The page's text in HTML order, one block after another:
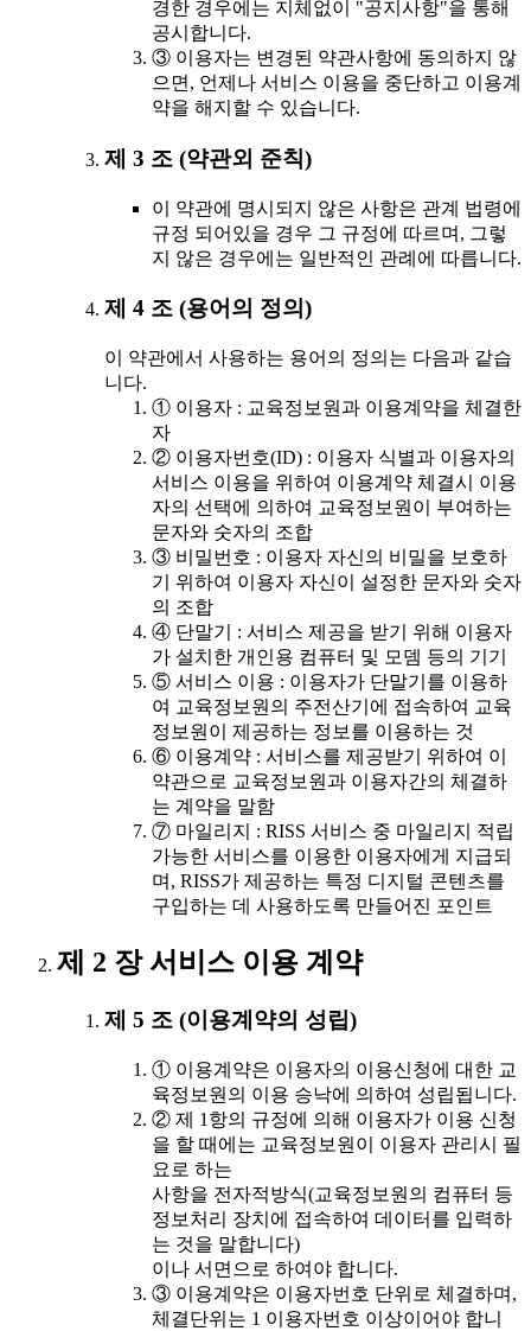
경한 경우에는 지체없이 "공지사항"을 통해
공시합니다.
③ 이용자는 변경된 약관사항에 동의하지 않
으면, 언제나 서비스 이용을 중단하고 이용계
약을 해지할 수 있습니다.
제 3 조 (약관외 준칙)
이 약관에 명시되지 않은 사항은 관계 법령에
규정 되어있을 경우 그 규정에 따르며, 그렇
지 않은 경우에는 일반적인 관례에 따릅니다.
제 4 조 (용어의 정의)
이 약관에서 사용하는 용어의 정의는 다음과 같습
니다.
① 이용자 : 교육정보원과 이용계약을 체결한
자
② 이용자번호(ID) : 이용자 식별과 이용자의
서비스 이용을 위하여 이용계약 체결시 이용
자의 선택에 의하여 교육정보원이 부여하는
문자와 숫자의 조합
③ 비밀번호 : 이용자 자신의 비밀을 보호하
기 위하여 이용자 자신이 설정한 문자와 숫자
의 조합
④ 단말기 : 서비스 제공을 받기 위해 이용자
가 설치한 개인용 컴퓨터 및 모뎀 등의 기기
⑤ 서비스 이용 : 이용자가 단말기를 이용하
여 교육정보원의 주전산기에 접속하여 교육
정보원이 제공하는 정보를 이용하는 것
⑥ 이용계약 : 서비스를 제공받기 위하여 이
약관으로 교육정보원과 이용자간의 체결하
는 계약을 말함
⑦ 마일리지 : RISS 서비스 중 마일리지 적립
가능한 서비스를 이용한 이용자에게 지급되
며, RISS가 제공하는 특정 디지털 콘텐츠를
구입하는 데 사용하도록 만들어진 포인트
제 2 장 서비스 이용 계약
제 5 조 (이용계약의 성립)
① 이용계약은 이용자의 이용신청에 대한 교
육정보원의 이용 승낙에 의하여 성립됩니다.
② 제 1항의 규정에 의해 이용자가 이용 신청
을 할 때에는 교육정보원이 이용자 관리시 필
요로 하는
사항을 전자적방식(교육정보원의 컴퓨터 등
정보처리 장치에 접속하여 데이터를 입력하
는 것을 말합니다)
이나 서면으로 하여야 합니다.
③ 이용계약은 이용자번호 단위로 체결하며,
체결단위는 1 이용자번호 이상이어야 합니